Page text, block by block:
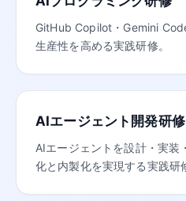
GitHub Copilot・Gemini
生産性を高める実践研修。
AIエージェント開発研修
AIエージェントを設計・実装
化と内製化を実現する実践研